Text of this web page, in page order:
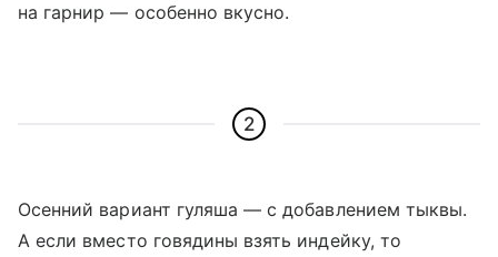
на гарнир — особенно вкусно.
2
Осенний вариант гуляша — с добавлением тыквы.
А если вместо говядины взять индейку, то